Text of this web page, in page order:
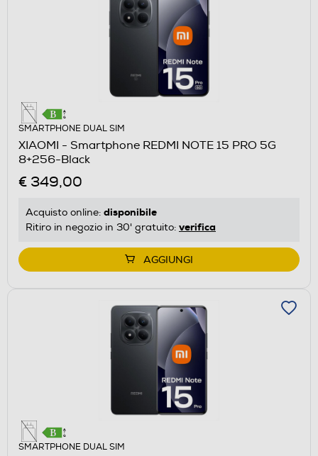
SMARTPHONE DUAL SIM
XIAOMI - Smartphone REDMI NOTE 15 PRO 5G
8+256-Black
€ 349,00
Acquisto online: disponibile
Ritiro in negozio in 30' gratuito: verifica
AGGIUNGI
SMARTPHONE DUAL SIM